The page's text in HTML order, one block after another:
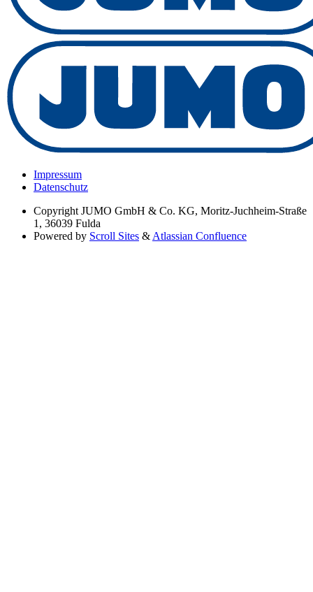
Impressum
Datenschutz
Copyright JUMO GmbH & Co. KG, Moritz-Juchheim-Straße
1, 36039 Fulda
Powered by Scroll Sites & Atlassian Confluence